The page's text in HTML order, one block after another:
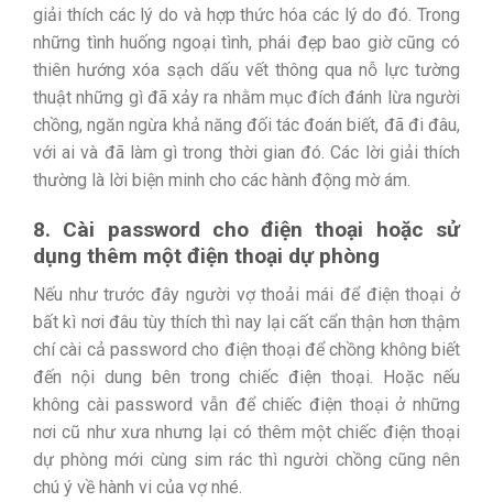
giải thích các lý do và hợp thức hóa các lý do đó. Trong
những tình huống ngoại tình, phái đẹp bao giờ cũng có
thiên hướng xóa sạch dấu vết thông qua nỗ lực tường
thuật những gì đã xảy ra nhằm mục đích đánh lừa người
chồng, ngăn ngừa khả năng đối tác đoán biết, đã đi đâu,
với ai và đã làm gì trong thời gian đó. Các lời giải thích
thường là lời biện minh cho các hành động mờ ám.
8. Cài password cho điện thoại hoặc sử
dụng thêm một điện thoại dự phòng
Nếu như trước đây người vợ thoải mái để điện thoại ở
bất kì nơi đâu tùy thích thì nay lại cất cẩn thận hơn thậm
chí cài cả password cho điện thoại để chồng không biết
đến nội dung bên trong chiếc điện thoại. Hoặc nếu
không cài password vẫn để chiếc điện thoại ở những
nơi cũ như xưa nhưng lại có thêm một chiếc điện thoại
dự phòng mới cùng sim rác thì người chồng cũng nên
chú ý về hành vi của vợ nhé.